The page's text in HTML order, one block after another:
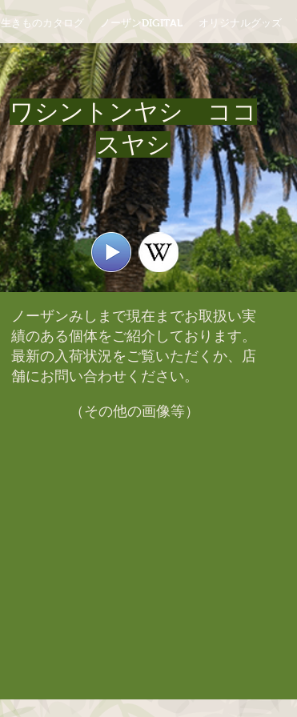
生きものカタログ ノーザンDIGITAL オリジナルグッズ
ワシントンヤシ ココ
スヤシ
ノーザンみしまで現在までお取扱い実
績のある個体をご紹介しております。​
最新の入荷状況をご覧いただくか、店
舗にお問い合わせください。​
（その他の画像等）